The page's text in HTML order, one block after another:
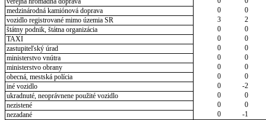
medzinárodná kamiónová doprava
0
0
vozidlo registrované mimo územia SR
3
2
štátny podnik, štátna organizácia
0
0
TAXI
0
0
zastupiteľský úrad
0
0
ministerstvo vnútra
0
0
ministerstvo obrany
0
0
obecná, mestská polícia
0
0
iné vozidlo
0
-2
ukradnuté, neoprávnene použité vozidlo
0
0
nezistené
0
0
nezadané
0 -1